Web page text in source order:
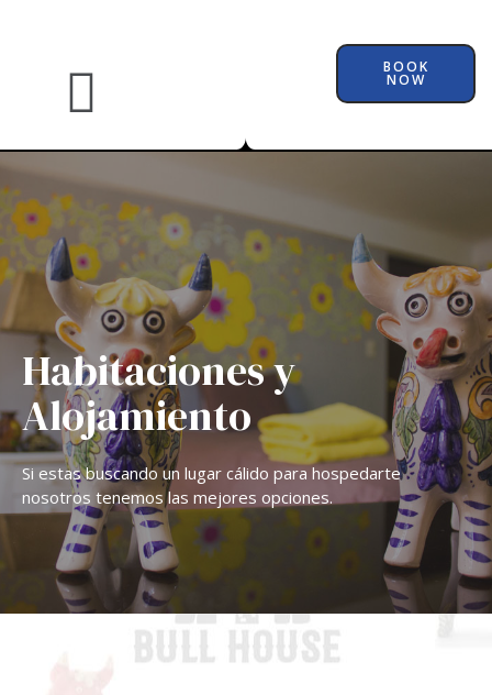
BOOK
NOW
Habitaciones y
Alojamiento
Si estas buscando un lugar cálido para hospedarte
nosotros tenemos las mejores opciones.